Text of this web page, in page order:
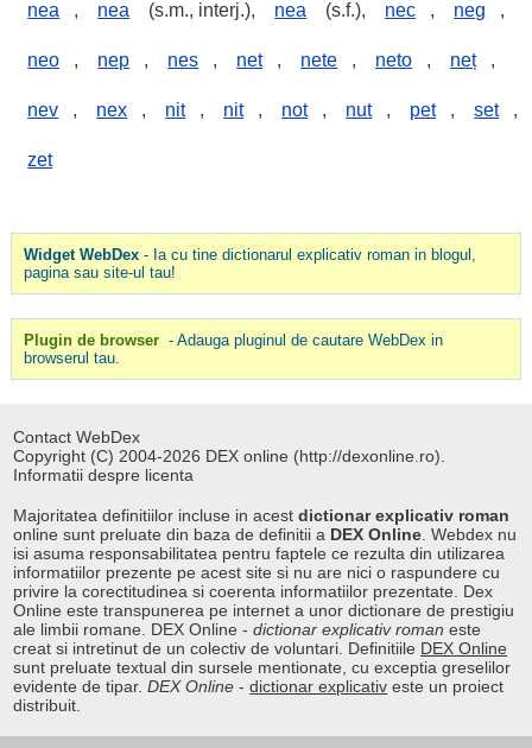
nea , nea (s.m., interj.), nea (s.f.), nec , neg ,
neo , nep , nes , net , nete , neto , neț ,
nev , nex , nit , nit , not , nut , pet , set ,
zet
Widget WebDex- Ia cu tine dictionarul explicativ roman in blogul,
pagina sau site-ul tau!
Plugin de browser - Adauga pluginul de cautare WebDex in
browserul tau.
Contact WebDex
Copyright (C) 2004-2026 DEX online (http://dexonline.ro).
Informatii despre licenta
Majoritatea definitiilor incluse in acestdictionar explicativ roman
online sunt preluate din baza de definitii a DEX Online . Webdex nu
isi asuma responsabilitatea pentru faptele ce rezulta din utilizarea
informatiilor prezente pe acest site si nu are nici o raspundere cu
privire la corectitudinea si coerenta informatiilor prezentate. Dex
Online este transpunerea pe internet a unor dictionare de prestigiu
ale limbii romane. DEX Online -dictionar explicativ roman este
creat si intretinut de un colectiv de voluntari. Definitiile DEX Online
sunt preluate textual din sursele mentionate, cu exceptia greselilor
evidente de tipar.DEX Online -dictionar explicativ este un proiect
distribuit.